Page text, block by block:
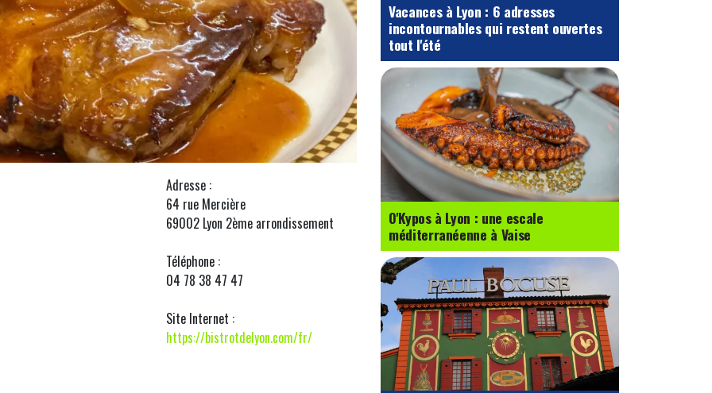
Adresse :
64 rue Mercière
69002 Lyon 2ème arrondissement
Téléphone :
04 78 38 47 47
Site Internet :
https://bistrotdelyon.com/fr/
Vacances à Lyon : 6 adresses
incontournables qui restent ouvertes
tout l'été
O'Kypos à Lyon : une escale
méditerranéenne à Vaise